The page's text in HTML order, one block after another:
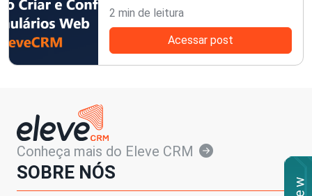
2 min de leitura
Acessar post
Conheça mais do Eleve CRM
SOBRE NÓS